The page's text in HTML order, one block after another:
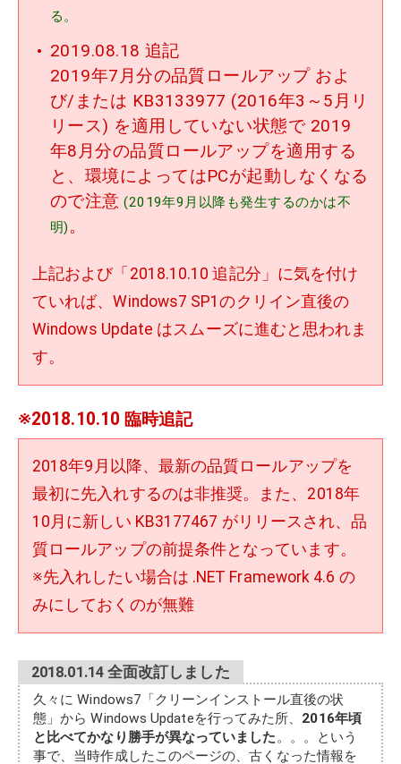
る。
2019.08.18 追記
2019年7月分の品質ロールアップ およ
び/または KB3133977 (2016年3～5月リ
リース) を適用していない状態で 2019
年8月分の品質ロールアップを適用する
と、環境によってはPCが起動しなくなる
ので注意 (2019年9月以降も発生するのかは不
明) 。
上記および「2018.10.10 追記分」に気を付け
ていれば、Windows7 SP1のクリイン直後の
Windows Update はスムーズに進むと思われま
す。
※2018.10.10 臨時追記
2018年9月以降、最新の品質ロールアップを
最初に先入れするのは非推奨。また、2018年
10月に新しい KB3177467 がリリースされ、品
質ロールアップの前提条件となっています。
※先入れしたい場合は .NET Framework 4.6 の
みにしておくのが無難
2018.01.14 全面改訂しました
久々に Windows7「クリーンインストール直後の状
態」から Windows Updateを行ってみた所、 2016年頃
と比べてかなり勝手が異なっていました 。。。という
事で、当時作成したこのページの、古くなった情報を